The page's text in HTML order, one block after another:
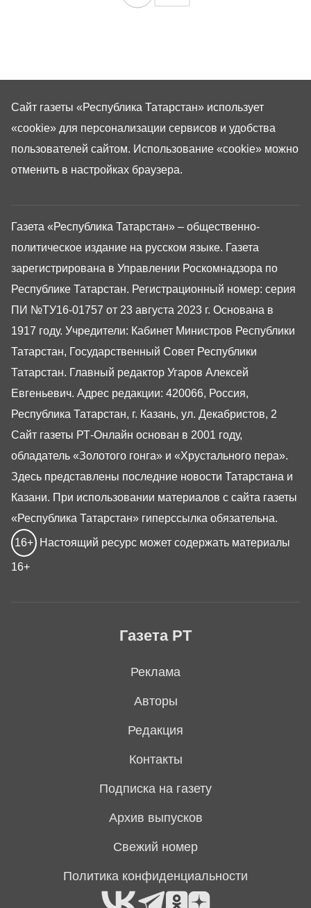
Газета РТ
Реклама
Авторы
Редакция
Контакты
Подписка на газету
Архив выпусков
Свежий номер
Политика конфиденциальности
Газета «Республика Татарстан» – общественно-
политическое издание на русском языке. Газета
зарегистрирована в Управлении Роскомнадзора по
Республике Татарстан. Регистрационный номер: серия
ПИ №ТУ16-01757 от 23 августа 2023 г. Основана в
1917 году. Учредители: Кабинет Министров Республики
Татарстан, Государственный Совет Республики
Татарстан. Главный редактор Угаров Алексей
Евгеньевич. Адрес редакции: 420066, Россия,
Республика Татарстан, г. Казань, ул. Декабристов, 2
Сайт газеты РТ-Онлайн основан в 2001 году,
обладатель «Золотого гонга» и «Хрустального пера».
Здесь представлены последние новости Татарстана и
Казани. При использовании материалов с сайта газеты
«Республика Татарстан» гиперссылка обязательна.
16+ Настоящий ресурс может содержать материалы
16+
Сайт газеты «Республика Татарстан» использует
«cookie» для персонализации сервисов и удобства
пользователей сайтом. Использование «cookie» можно
отменить в настройках браузера.